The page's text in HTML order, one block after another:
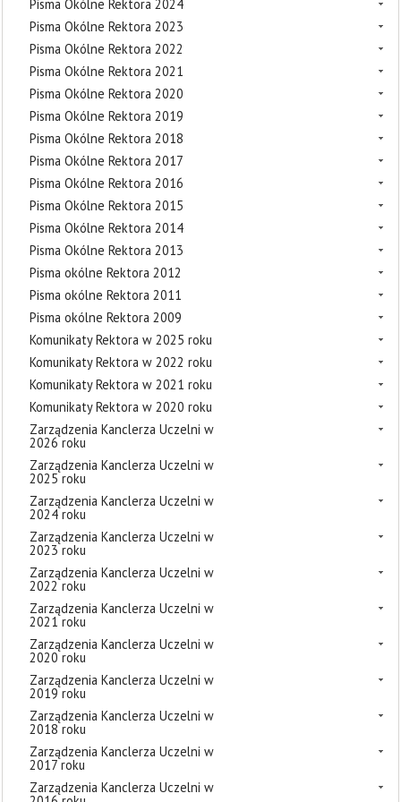
Pisma Okólne Rektora 2024
Pisma Okólne Rektora 2023
Pisma Okólne Rektora 2022
Pisma Okólne Rektora 2021
Pisma Okólne Rektora 2020
Pisma Okólne Rektora 2019
Pisma Okólne Rektora 2018
Pisma Okólne Rektora 2017
Pisma Okólne Rektora 2016
Pisma Okólne Rektora 2015
Pisma Okólne Rektora 2014
Pisma Okólne Rektora 2013
Pisma okólne Rektora 2012
Pisma okólne Rektora 2011
Pisma okólne Rektora 2009
Komunikaty Rektora w 2025 roku
Komunikaty Rektora w 2022 roku
Komunikaty Rektora w 2021 roku
Komunikaty Rektora w 2020 roku
Zarządzenia Kanclerza Uczelni w
2026 roku
Zarządzenia Kanclerza Uczelni w
2025 roku
Zarządzenia Kanclerza Uczelni w
2024 roku
Zarządzenia Kanclerza Uczelni w
2023 roku
Zarządzenia Kanclerza Uczelni w
2022 roku
Zarządzenia Kanclerza Uczelni w
2021 roku
Zarządzenia Kanclerza Uczelni w
2020 roku
Zarządzenia Kanclerza Uczelni w
2019 roku
Zarządzenia Kanclerza Uczelni w
2018 roku
Zarządzenia Kanclerza Uczelni w
2017 roku
Zarządzenia Kanclerza Uczelni w